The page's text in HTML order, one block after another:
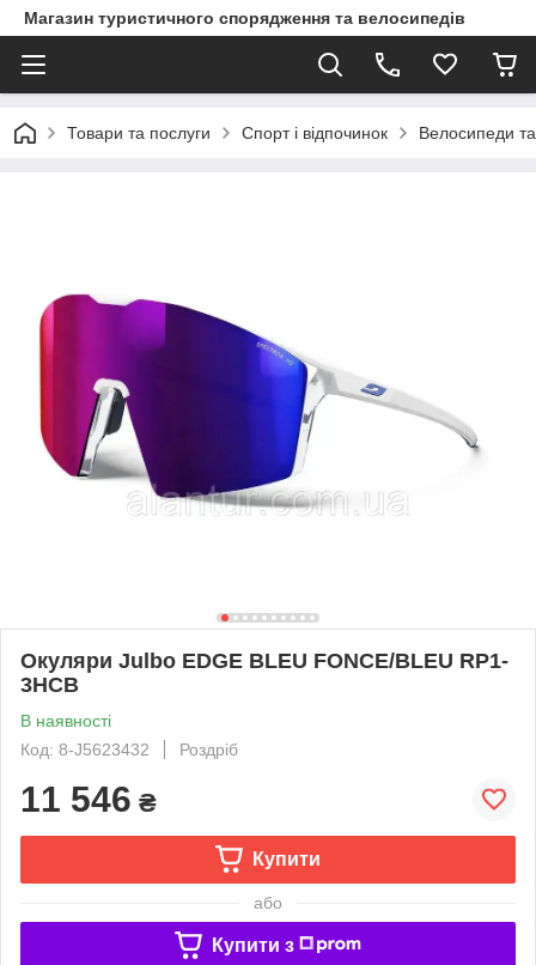
Магазин туристичного спорядження та велосипедів
Товари та послуги Спорт і відпочинок Велосипеди
Окуляри Julbo EDGE BLEU FONCE/BLEU RP1-
3HCB
В наявності
Код: 8-J5623432
Роздріб
11 546 ₴
Купити
або
Купити з